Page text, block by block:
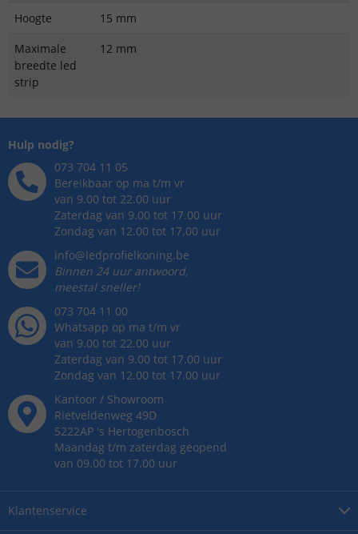
Hoogte
15 mm
Maximale
breedte led
strip
12 mm
Klantenservice
Hulp nodig?
073 704 11 05
Bereikbaar op ma t/m vr
van 9.00 tot 22.00 uur
Zaterdag van 9.00 tot 17.00 uur
Zondag van 12.00 tot 17.00 uur
info@ledprofielkoning.be
Binnen 24 uur antwoord,
meestal sneller!
073 704 11 00
Whatsapp op ma t/m vr
van 9.00 tot 22.00 uur
Zaterdag van 9.00 tot 17.00 uur
Zondag van 12.00 tot 17.00 uur
Kantoor / Showroom
Rietveldenweg 49D
5222AP 's Hertogenbosch
Maandag t/m zaterdag geopend
van 09.00 tot 17.00 uur